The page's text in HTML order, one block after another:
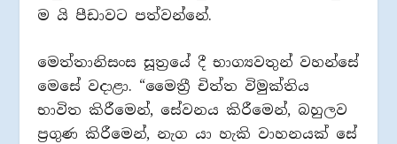
ම යි පීඩාවට පත්වන්නේ.
මෙත්තානිසංස සූත්‍රයේ දී භාග්‍යවතුන් වහන්සේ
මෙසේ වදාළා.‍ “මෛත්‍රී චිත්ත විමුක්තිය
භාවිත කිරීමෙන්, සේවනය කිරීමෙන්, බහුලව
ප්‍රගුණ කිරීමෙන්, නැග යා හැකි වාහනයක් සේ